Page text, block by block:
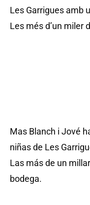
Les Garrigues amb
Les més d’un miler
Mas Blanch i Jové
niñas de Les
Las más de un
bodega.